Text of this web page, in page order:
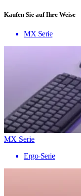
Kaufen Sie auf Ihre Weise
MX Serie
MX Serie
Ergo-Serie